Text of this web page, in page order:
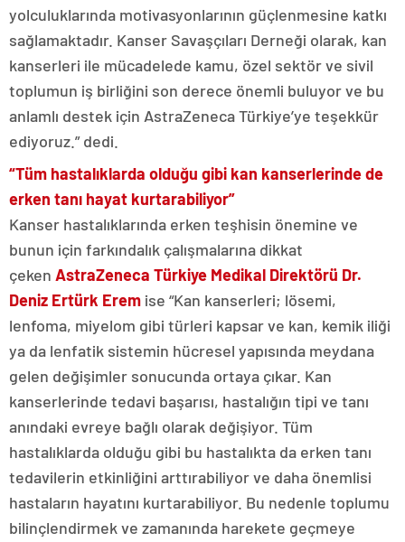
yolculuklarında motivasyonlarının güçlenmesine katkı
sağlamaktadır. Kanser Savaşçıları Derneği olarak, kan
kanserleri ile mücadelede kamu, özel sektör ve sivil
toplumun iş birliğini son derece önemli buluyor ve bu
anlamlı destek için AstraZeneca Türkiye’ye teşekkür
ediyoruz.” dedi.
“Tüm hastalıklarda olduğu gibi kan kanserlerinde de
erken tanı hayat kurtarabiliyor”
Kanser hastalıklarında erken teşhisin önemine ve
bunun için farkındalık çalışmalarına dikkat
çeken AstraZeneca Türkiye Medikal Direktörü Dr.
Deniz Ertürk Erem ise “Kan kanserleri; lösemi,
lenfoma, miyelom gibi türleri kapsar ve kan, kemik iliği
ya da lenfatik sistemin hücresel yapısında meydana
gelen değişimler sonucunda ortaya çıkar. Kan
kanserlerinde tedavi başarısı, hastalığın tipi ve tanı
anındaki evreye bağlı olarak değişiyor. Tüm
hastalıklarda olduğu gibi bu hastalıkta da erken tanı
tedavilerin etkinliğini arttırabiliyor ve daha önemlisi
hastaların hayatını kurtarabiliyor. Bu nedenle toplumu
bilinçlendirmek ve zamanında harekete geçmeye